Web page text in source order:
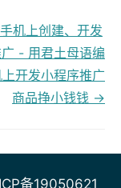
机上创建、开发
- 用君土母语编
开发小程序推广
商品挣小钱钱 →
备19050621